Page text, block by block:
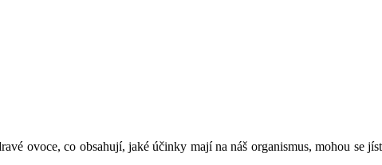
ovoce, co obsahují, jaké účinky mají na náš organismus, mohou se jíst